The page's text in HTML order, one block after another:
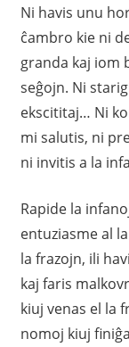
Ni havis unu
ĉambro kie ni
granda kaj iom
seĝojn. Ni
ekscititaj… Ni
mi salutis, ni
ni invitis a la
Rapide la
entuziasme al
la frazojn, ili
kaj faris
kiuj venas el la
nomoj kiuj